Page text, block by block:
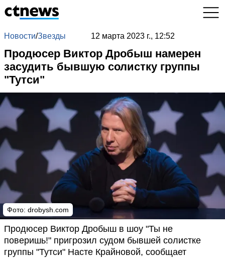
Новости/Звезды 12 марта 2023 г., 12:52
Продюсер Виктор Дробыш намерен
засудить бывшую солистку группы
"Тутси"
Фото: drobysh.com
Продюсер Виктор Дробыш в шоу "Ты не
поверишь!" пригрозил судом бывшей солистке
группы "Тутси" Насте Крайновой, сообщает